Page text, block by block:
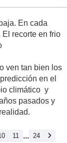
En cada
recorte en frio
ven tan bien los
en el
climático y
pasados y
11 ... 24